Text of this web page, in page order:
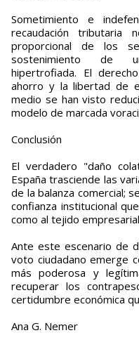
Sometimiento e
recaudación
proporcional de los
sostenimiento de
hipertrofiada. El
ahorro y la libertad de
medio se han visto
modelo de marcada
Conclusión
El verdadero "daño
España trasciende las
de la balanza comercial;
confianza institucional
como al tejido
Ante este escenario de
voto ciudadano emerge
más poderosa y
recuperar los
certidumbre económica
Ana G. Nemer